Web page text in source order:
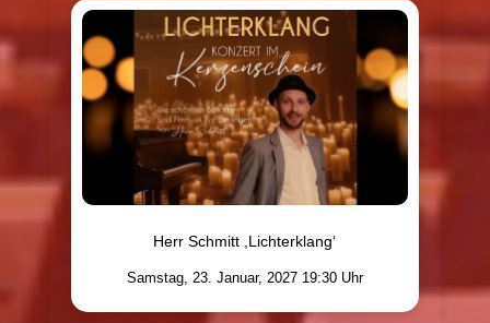
Herr Schmitt ,Lichterklang‘
Samstag, 23. Januar, 2027 19:30 Uhr